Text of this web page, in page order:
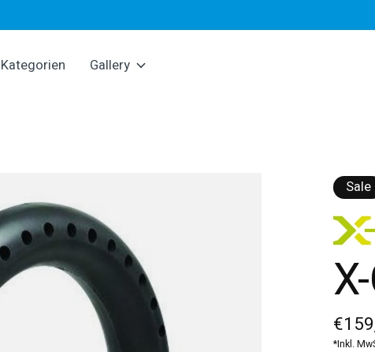
Kategorien Gallery
Sale
*Inkl.